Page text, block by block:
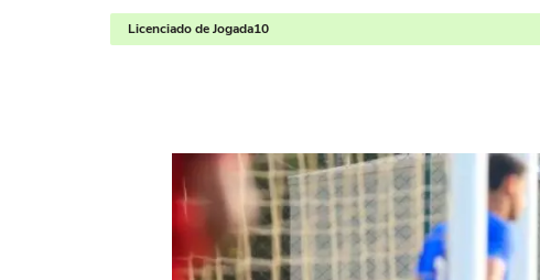
Licenciado de Jogada10